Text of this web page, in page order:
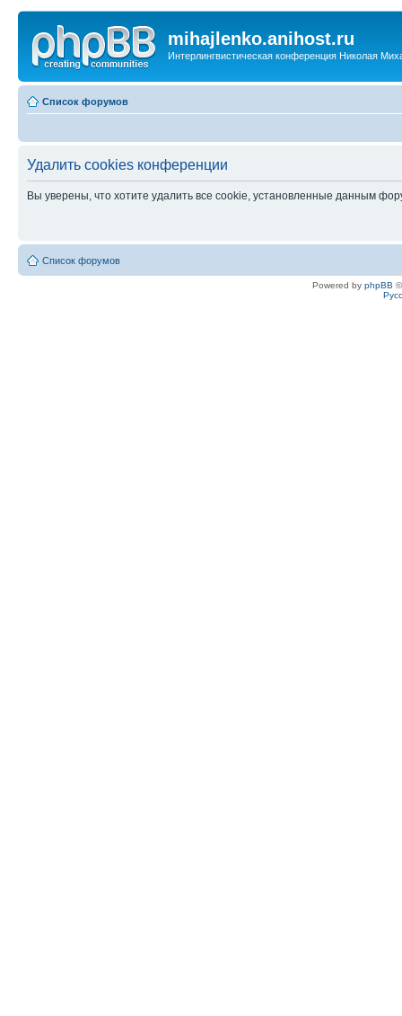
mihajlenko.anihost.ru
Интерлингвистическая конференция Николая
Список форумов
Удалить cookies конференции
Вы уверены, что хотите удалить все cookie, установленные данным
Список форумов
Powered by phpBB